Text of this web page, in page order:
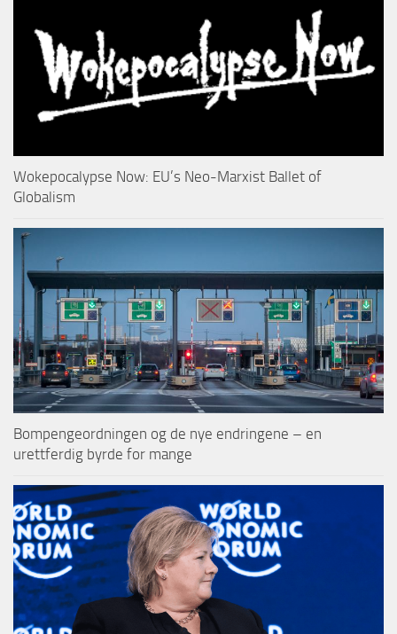
Wokepocalypse Now: EU’s Neo-Marxist Ballet of
Globalism
Bompengeordningen og de nye endringene – en
urettferdig byrde for mange